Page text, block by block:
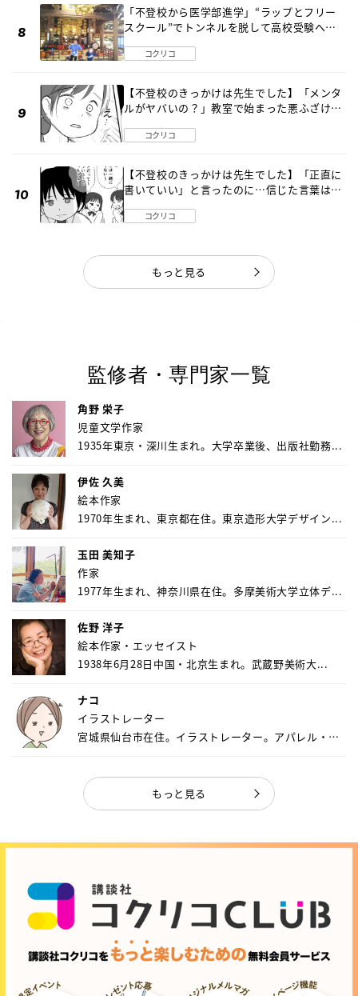
「不登校から医学部進学」“ラップとフリー
スクール”でトンネルを脱して高校受験へ
コクリコ
【不登校のきっかけは先生でした】「メンタ
ルがヤバいの？」教室で始まった悪ふざけ
コクリコ
【不登校のきっかけは先生でした】「正直に
書いていい」と言ったのに…信じた言葉は噓
コクリコ
もっと見る
監修者・専門家一覧
角野 栄子
児童文学作家
1935年東京・深川生まれ。大学卒業後、出版社勤務...
伊佐 久美
絵本作家
1970年生まれ、東京都在住。東京造形大学デザイン...
玉田 美知子
作家
1977年生まれ、神奈川県在住。多摩美術大学立体デ...
佐野 洋子
絵本作家・エッセイスト
1938年6月28日中国・北京生まれ。武蔵野美術大...
ナコ
イラストレーター
宮城県仙台市在住。イラストレーター。アパレル・キ
もっと見る